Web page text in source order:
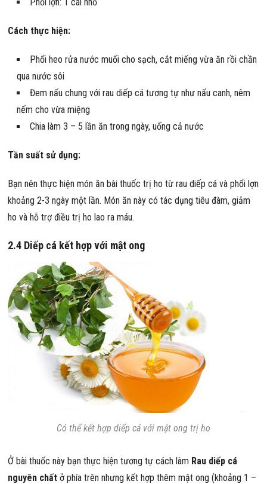
Cách thực hiện:
Phổi heo rửa nước muối cho sạch, cắt miếng vừa ăn rồi chần
qua nước sôi
Đem nấu chung với rau diếp cá tương tự như nấu canh, nêm
nếm cho vừa miệng
Chia làm 3 – 5 lần ăn trong ngày, uống cả nước
Tần suất sử dụng:
Bạn nên thực hiện món ăn bài thuốc trị ho từ rau diếp cá và phổi lợn
khoảng 2-3 ngày một lần. Món ăn này có tác dụng tiêu đàm, giảm
ho và hỗ trợ điều trị ho lao ra máu.
2.4 Diếp cá kết hợp với mật ong
Có thể kết hợp diếp cá với mật ong trị ho
Ở bài thuốc này bạn thực hiện tương tự cách làm Rau diếp cá
nguyên chất ở phía trên nhưng kết hợp thêm mật ong (khoảng 1 –